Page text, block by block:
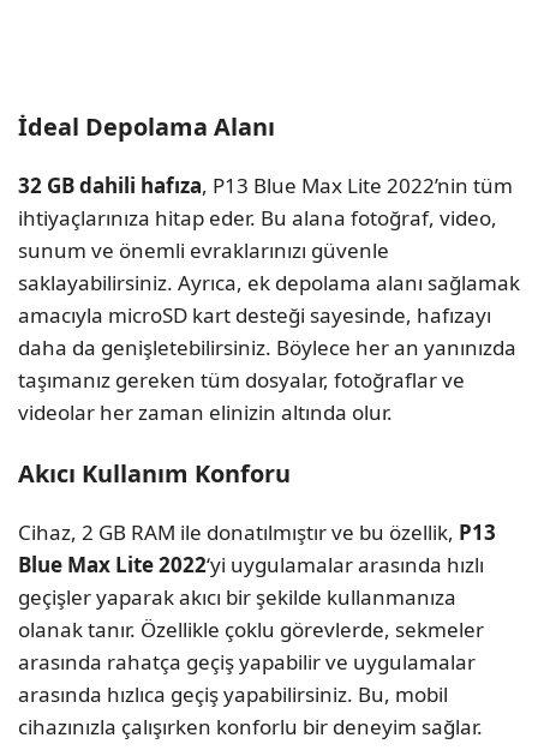
İdeal Depolama Alanı
32 GB dahili hafıza, P13 Blue Max Lite 2022’nin tüm
ihtiyaçlarınıza hitap eder. Bu alana fotoğraf, video,
sunum ve önemli evraklarınızı güvenle
saklayabilirsiniz. Ayrıca, ek depolama alanı sağlamak
amacıyla microSD kart desteği sayesinde, hafızayı
daha da genişletebilirsiniz. Böylece her an yanınızda
taşımanız gereken tüm dosyalar, fotoğraflar ve
videolar her zaman elinizin altında olur.
Akıcı Kullanım Konforu
Cihaz, 2 GB RAM ile donatılmıştır ve bu özellik, P13
Blue Max Lite 2022‘yi uygulamalar arasında hızlı
geçişler yaparak akıcı bir şekilde kullanmanıza
olanak tanır. Özellikle çoklu görevlerde, sekmeler
arasında rahatça geçiş yapabilir ve uygulamalar
arasında hızlıca geçiş yapabilirsiniz. Bu, mobil
cihazınızla çalışırken konforlu bir deneyim sağlar.